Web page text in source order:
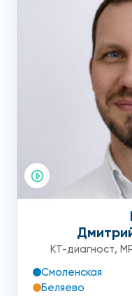
КТ-диагност,
Смоленская
Беляево